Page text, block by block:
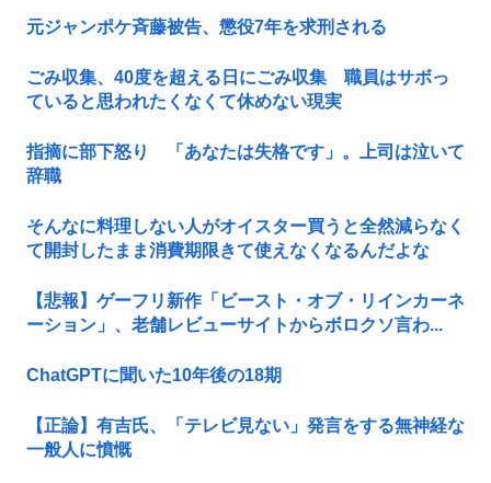
元ジャンポケ斉藤被告、懲役7年を求刑される
ごみ収集、40度を超える日にごみ収集 職員はサボっ
ていると思われたくなくて休めない現実
指摘に部下怒り 「あなたは失格です」。上司は泣いて
辞職
そんなに料理しない人がオイスター買うと全然減らなく
て開封したまま消費期限きて使えなくなるんだよな
【悲報】ゲーフリ新作「ビースト・オブ・リインカーネ
ーション」、老舗レビューサイトからボロクソ言わ...
ChatGPTに聞いた10年後の18期
【正論】有吉氏、「テレビ見ない」発言をする無神経な
一般人に憤慨